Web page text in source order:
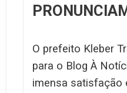
O prefeito Kleber
para o Blog À
imensa satisfação